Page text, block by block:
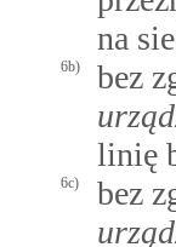
na
6b)
bez
linię
6c)
bez